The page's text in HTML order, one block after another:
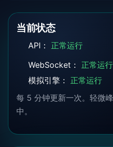
当前状态
API：
正常运行
WebSocket：
正常运行
模拟引擎：
正常运行
每 5 分钟更新一次。轻微
中。